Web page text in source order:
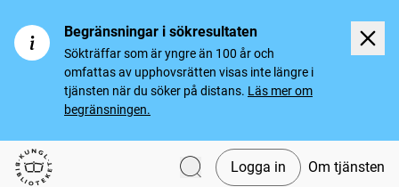
Begränsningar i sökresultaten
Sökträffar som är yngre än 100 år och
omfattas av upphovsrätten visas inte längre i
tjänsten när du söker på distans. Läs mer om
begränsningen.
Svenska tidningar
Logga in Om tjänsten